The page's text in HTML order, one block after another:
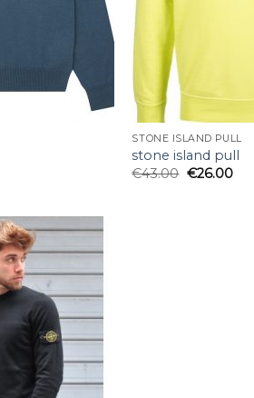
STONE ISLAND PULL
stone island pull
€43.00 €26.00